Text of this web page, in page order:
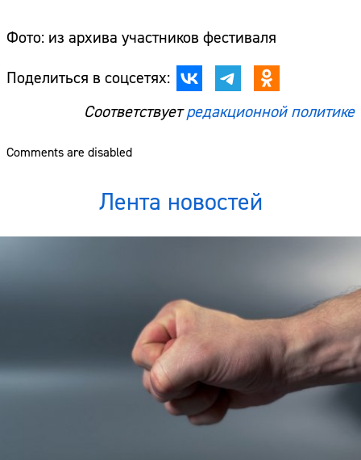
Фото: из архива участников фестиваля
Поделиться в соцсетях:
Соответствуетредакционной политике
Comments are disabled
Лента новостей